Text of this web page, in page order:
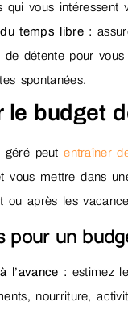
qui vous intéressent
temps libre :
de détente pour
spontanées.
le budget
géré peutentraîner
vous mettre dans
ou après les
pour un
l’avance : estimez
nourriture,